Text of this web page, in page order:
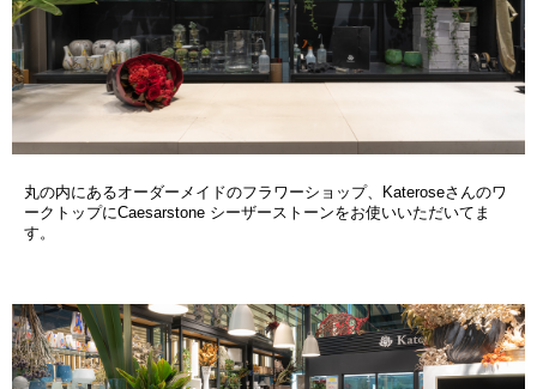
丸の内にあるオーダーメイドのフラワーショップ、Kateroseさんのワ
ークトップにCaesarstone シーザーストーンをお使いいただいてま
す。